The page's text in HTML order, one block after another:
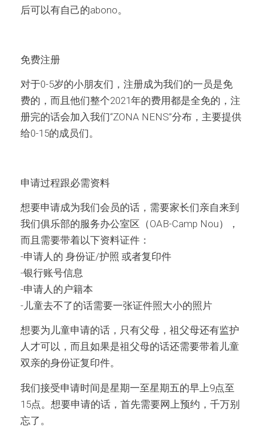
后可以有自己的abono。
免费注册
对于0-5岁的小朋友们，注册成为我们的一员是免
费的，而且他们整个2021年的费用都是全免的，注
册完的话会加入我们“ZONA NENS”分布，主要提供
给0-15的成员们。
申请过程跟必需资料
想要申请成为我们会员的话，需要家长们亲自来到
我们俱乐部的服务办公室区（OAB-Camp Nou），
而且需要带着以下资料证件：
-申请人的 身份证/护照 或者复印件
-银行账号信息
-申请人的户籍本
-儿童去不了的话需要一张证件照大小的照片
想要为儿童申请的话，只有父母，祖父母还有监护
人才可以，而且如果是祖父母的话还需要带着儿童
双亲的身份证复印件。
我们接受申请时间是星期一至星期五的早上9点至
15点。想要申请的话，首先需要网上预约，千万别
忘了。